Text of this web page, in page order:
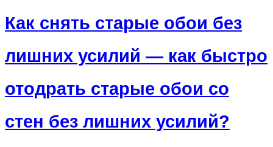
Как снять старые обои без
лишних усилий — как быстро
отодрать старые обои со
стен без лишних усилий?